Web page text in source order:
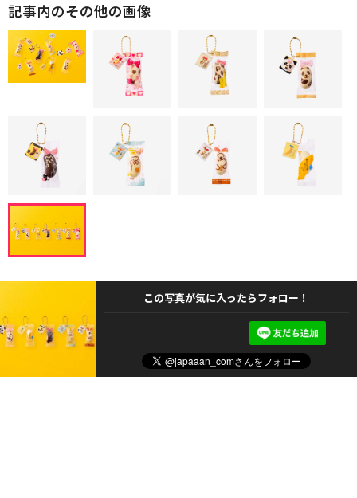
記事内のその他の画像
この写真が気に入ったらフォロー！